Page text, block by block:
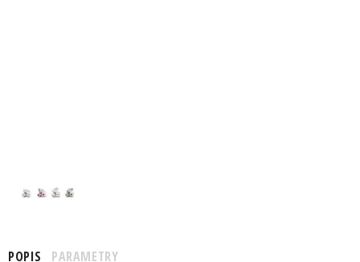
POPIS PARAMETRY